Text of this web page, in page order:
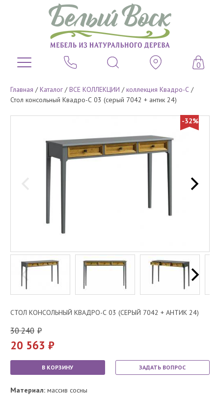
0
Главная /Каталог /ВСЕ КОЛЛЕКЦИИ /коллекция Квадро-С /
Стол консольный Квадро-С 03 (серый 7042 + антик 24)
-32%
СТОЛ КОНСОЛЬНЫЙ КВАДРО-С 03 (СЕРЫЙ 7042 + АНТИК 24)
30 240
20 563
В КОРЗИНУ ЗАДАТЬ ВОПРОС
Материал: массив сосны